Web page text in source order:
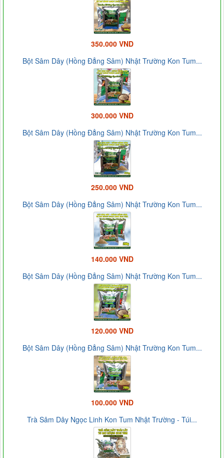
350.000 VND
Bột Sâm Dây (Hồng Đẳng Sâm) Nhật Trường Kon Tum...
300.000 VND
Bột Sâm Dây (Hồng Đẳng Sâm) Nhật Trường Kon Tum...
250.000 VND
Bột Sâm Dây (Hồng Đẳng Sâm) Nhật Trường Kon Tum...
140.000 VND
Bột Sâm Dây (Hồng Đẳng Sâm) Nhật Trường Kon Tum...
120.000 VND
Bột Sâm Dây (Hồng Đẳng Sâm) Nhật Trường Kon Tum...
100.000 VND
Trà Sâm Dây Ngọc Linh Kon Tum Nhật Trường - Túi...